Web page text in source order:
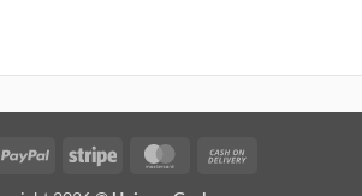
PayPal Stripe MasterCard